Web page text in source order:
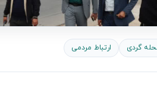
گردی ارتباط مردمی